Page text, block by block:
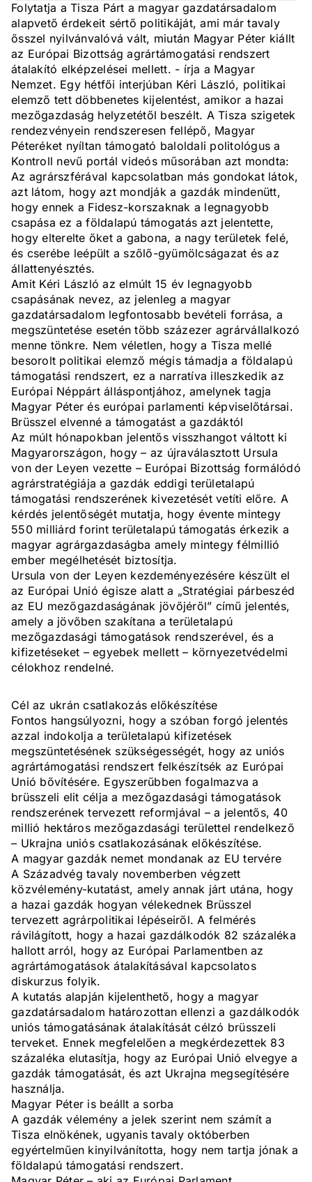
Folytatja a Tisza Párt a magyar gazdatársadalom
alapvető érdekeit sértő politikáját, ami már tavaly
ősszel nyilvánvalóvá vált, miután Magyar Péter kiállt
az Európai Bizottság agrártámogatási rendszert
átalakító elképzelései mellett. - írja a Magyar
Nemzet. Egy hétfői interjúban Kéri László, politikai
elemző tett döbbenetes kijelentést, amikor a hazai
mezőgazdaság helyzetétől beszélt. A Tisza szigetek
rendezvényein rendszeresen fellépő, Magyar
Péteréket nyíltan támogató baloldali politológus a
Kontroll nevű portál videós műsorában azt mondta:
Az agrárszférával kapcsolatban más gondokat látok,
azt látom, hogy azt mondják a gazdák mindenütt,
hogy ennek a Fidesz-korszaknak a legnagyobb
csapása ez a földalapú támogatás azt jelentette,
hogy elterelte őket a gabona, a nagy területek felé,
és cserébe leépült a szőlő-gyümölcságazat és az
állattenyésztés.
Amit Kéri László az elmúlt 15 év legnagyobb
csapásának nevez, az jelenleg a magyar
gazdatársadalom legfontosabb bevételi forrása, a
megszüntetése esetén több százezer agrárvállalkozó
menne tönkre. Nem véletlen, hogy a Tisza mellé
besorolt politikai elemző mégis támadja a földalapú
támogatási rendszert, ez a narratíva illeszkedik az
Európai Néppárt álláspontjához, amelynek tagja
Magyar Péter és európai parlamenti képviselőtársai.
Brüsszel elvenné a támogatást a gazdáktól
Az múlt hónapokban jelentős visszhangot váltott ki
Magyarországon, hogy – az újraválasztott Ursula
von der Leyen vezette – Európai Bizottság formálódó
agrárstratégiája a gazdák eddigi területalapú
támogatási rendszerének kivezetését vetíti előre. A
kérdés jelentőségét mutatja, hogy évente mintegy
550 milliárd forint területalapú támogatás érkezik a
magyar agrárgazdaságba amely mintegy félmillió
ember megélhetését biztosítja.
Ursula von der Leyen kezdeményezésére készült el
az Európai Unió égisze alatt a „Stratégiai párbeszéd
az EU mezőgazdaságának jövőjéről” című jelentés,
amely a jövőben szakítana a területalapú
mezőgazdasági támogatások rendszerével, és a
kifizetéseket – egyebek mellett – környezetvédelmi
célokhoz rendelné.
Cél az ukrán csatlakozás előkészítése
Fontos hangsúlyozni, hogy a szóban forgó jelentés
azzal indokolja a területalapú kifizetések
megszüntetésének szükségességét, hogy az uniós
agrártámogatási rendszert felkészítsék az Európai
Unió bővítésére. Egyszerűbben fogalmazva a
brüsszeli elit célja a mezőgazdasági támogatások
rendszerének tervezett reformjával – a jelentős, 40
millió hektáros mezőgazdasági területtel rendelkező
– Ukrajna uniós csatlakozásának előkészítése.
A magyar gazdák nemet mondanak az EU tervére
A Századvég tavaly novemberben végzett
közvélemény-kutatást, amely annak járt utána, hogy
a hazai gazdák hogyan vélekednek Brüsszel
tervezett agrárpolitikai lépéseiről. A felmérés
rávilágított, hogy a hazai gazdálkodók 82 százaléka
hallott arról, hogy az Európai Parlamentben az
agrártámogatások átalakításával kapcsolatos
diskurzus folyik.
A kutatás alapján kijelenthető, hogy a magyar
gazdatársadalom határozottan ellenzi a gazdálkodók
uniós támogatásának átalakítását célzó brüsszeli
terveket. Ennek megfelelően a megkérdezettek 83
százaléka elutasítja, hogy az Európai Unió elvegye a
gazdák támogatását, és azt Ukrajna megsegítésére
használja.
Magyar Péter is beállt a sorba
A gazdák vélemény a jelek szerint nem számít a
Tisza elnökének, ugyanis tavaly októberben
egyértelműen kinyilvánította, hogy nem tartja jónak a
földalapú támogatási rendszert.